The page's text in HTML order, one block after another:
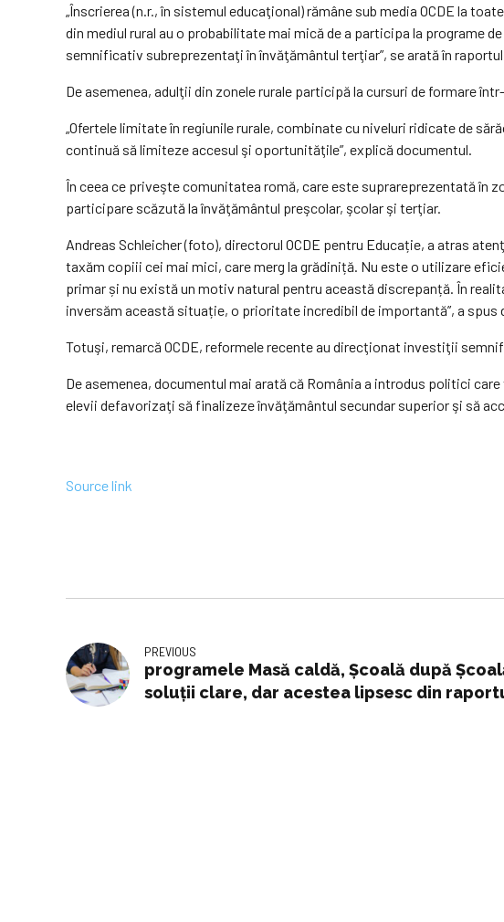
„Înscrierea (n.r., în sistemul educaţional) rămâne sub media OCDE la
din mediul rural au o probabilitate mai mică de a participa la programe
semnificativ subreprezentaţi în învăţământul terţiar”, se arată în
De asemenea, adulţii din zonele rurale participă la cursuri de formare
„Ofertele limitate în regiunile rurale, combinate cu niveluri ridicate de
continuă să limiteze accesul şi oportunităţile”, explică documentul.
În ceea ce priveşte comunitatea romă, care este suprareprezentată în
participare scăzută la învăţământul preşcolar, şcolar şi terţiar.
Andreas Schleicher (foto), directorul OCDE pentru Educație, a atras
taxăm copiii cei mai mici, care merg la grădi­niță. Nu este o utilizare
primar și nu există un motiv natural pentru această discre­panță. În
inversăm această situație, o prioritate incredibil de importantă”, a spus
Totuşi, remarcă OCDE, reformele recente au direcţionat investiţii
De asemenea, documentul mai arată că România a introdus politici
elevii defavorizaţi să finalizeze învăţământul secundar superior şi să
Source link
PREVIOUS
programele Masă caldă, Şcoală după
soluţii clare, dar acestea lipsesc din